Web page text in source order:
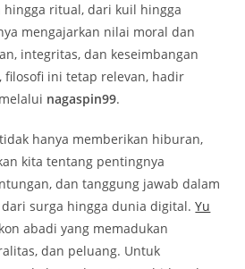
hingga ritual, dari kuil hingga
mengajarkan nilai moral dan
integritas, dan keseimbangan
filosofi ini tetap relevan, hadir
nagaspin99.
hanya memberikan hiburan,
kita tentang pentingnya
dan tanggung jawab dalam
surga hingga dunia digital.Yu
abadi yang memadukan
dan peluang. Untuk